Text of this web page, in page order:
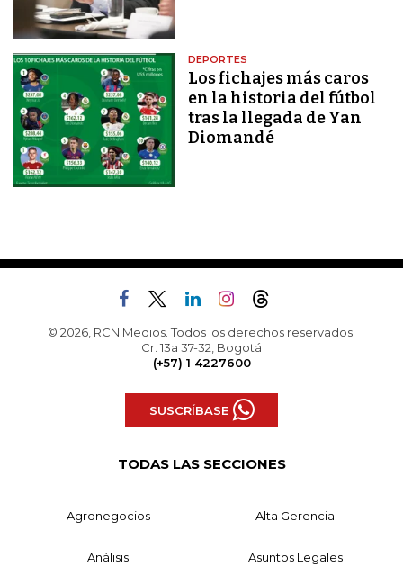
DEPORTES
Los fichajes más caros
en la historia del fútbol
tras la llegada de Yan
Diomandé
© 2026, RCN Medios. Todos los derechos reservados.
Cr. 13a 37-32, Bogotá
(+57) 1 4227600
SUSCRÍBASE
TODAS LAS SECCIONES
Agronegocios Alta Gerencia
Análisis Asuntos Legales